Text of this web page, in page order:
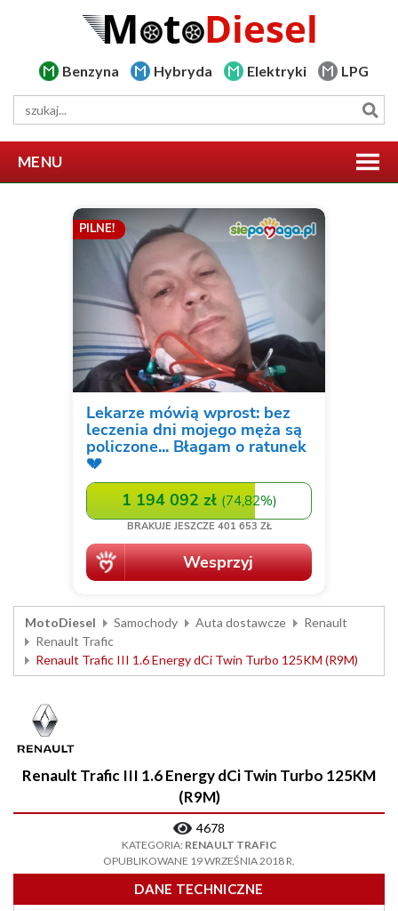
Benzyna Hybryda Elektryki LPG
MENU
MotoDiesel Samochody Auta dostawcze
Renault
Renault Trafic
Renault Trafic III 1.6 Energy dCi Twin Turbo 125KM (R9M)
Renault Trafic III 1.6 Energy dCi Twin Turbo 125KM
(R9M)
4678
KATEGORIA: RENAULT TRAFIC
OPUBLIKOWANE 19 WRZEŚNIA 2018 R.
DANE TECHNICZNE